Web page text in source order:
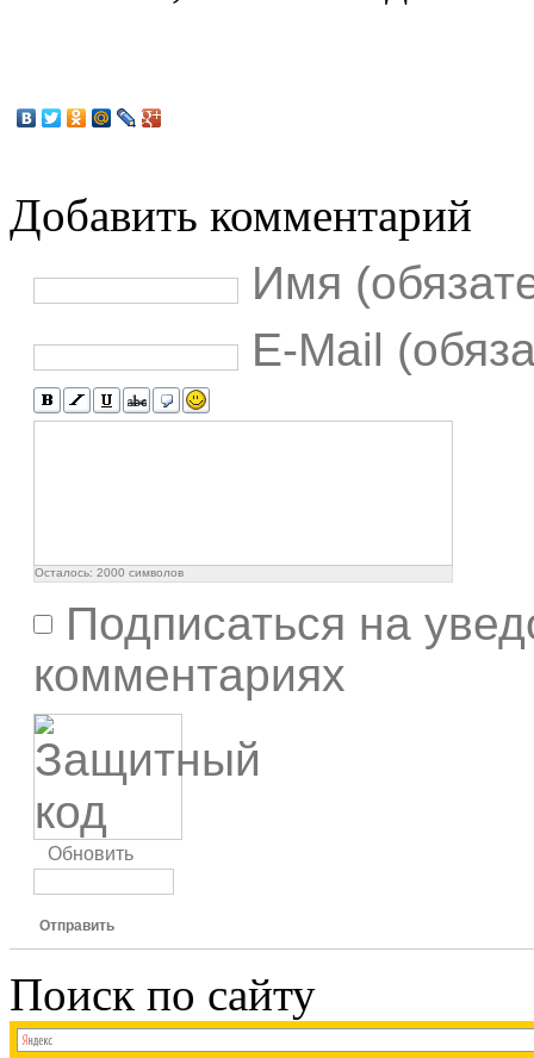
Добавить комментарий
Имя
E-Mail
Осталось: 2000 символов
Подписаться на
комментариях
Обновить
Отправить
Поиск по сайту